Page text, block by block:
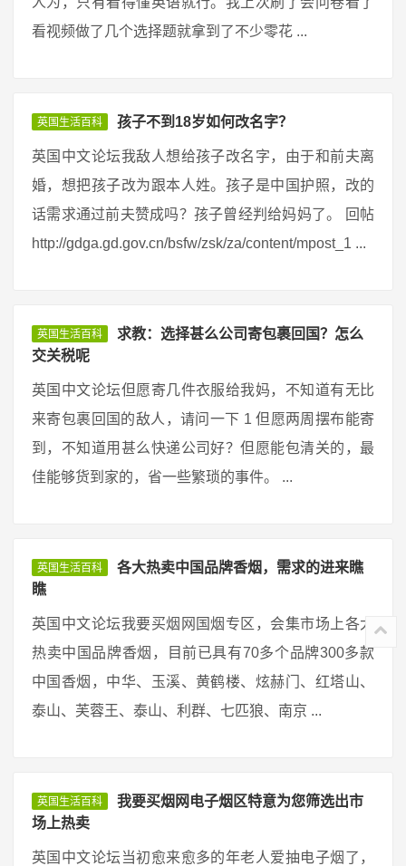
看视频做了几个选择题就拿到了不少零花 ...
英国生活百科 孩子不到18岁如何改名字？
英国中文论坛我敌人想给孩子改名字，由于和前夫离
婚，想把孩子改为跟本人姓。孩子是中国护照，改的
话需求通过前夫赞成吗？孩子曾经判给妈妈了。 回帖
http://gdga.gd.gov.cn/bsfw/zsk/za/content/mpost_1 ...
英国生活百科
求教：选择甚么公司寄包裹回国？怎么
交关税呢
英国中文论坛但愿寄几件衣服给我妈，不知道有无比
来寄包裹回国的敌人，请问一下 1 但愿两周摆布能寄
到，不知道用甚么快递公司好？但愿能包清关的，最
佳能够货到家的，省一些繁琐的事件。 ...
英国生活百科
各大热卖中国品牌香烟，需求的进来瞧
瞧
英国中文论坛我要买烟网国烟专区，会集市场上各大
热卖中国品牌香烟，目前已具有70多个品牌300多款
中国香烟，中华、玉溪、黄鹤楼、炫赫门、红塔山、
泰山、芙蓉王、泰山、利群、七匹狼、南京 ...
英国生活百科
我要买烟网电子烟区特意为您筛选出市
场上热卖
英国中文论坛当初愈来愈多的年老人爱抽电子烟了，